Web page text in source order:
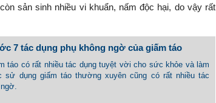
sản sinh nhiều vi khuẩn, nấm độc hại, do vậy rất
7 tác dụng phụ không ngờ của giấm táo
táo có rất nhiều tác dụng tuyệt vời cho sức khỏe và làm
sử dụng giấm táo thường xuyên cũng có rất nhiều tác